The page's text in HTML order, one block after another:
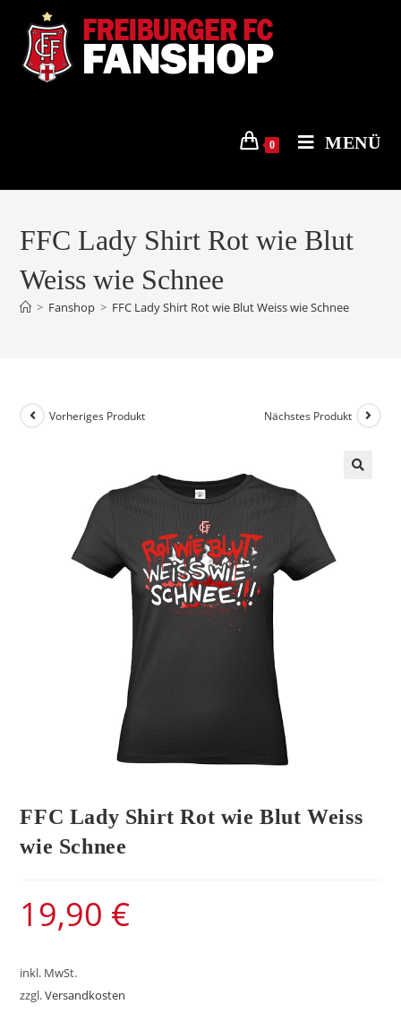
Inhalt
springen
0 MENÜ
FFC Lady Shirt Rot wie Blut
Weiss wie Schnee
> Fanshop > FFC Lady Shirt Rot wie Blut Weiss wie Schnee
Vorheriges Produkt Nächstes Produkt
FFC Lady Shirt Rot wie Blut Weiss
wie Schnee
19,90 €
inkl. MwSt.
zzgl.Versandkosten